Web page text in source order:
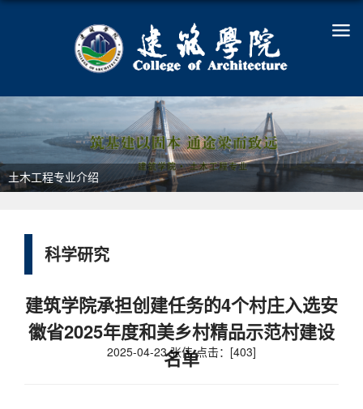
土木工程专业介绍
科学研究
建筑学院承担创建任务的4个村庄入选安
徽省2025年度和美乡村精品示范村建设
名单
2025-04-23 张伟 点击：[403]